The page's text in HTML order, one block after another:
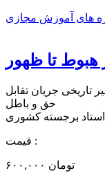
های آموزش مجازی
هبوط تا ظهور
جریان تقابل
حق و باطل
برجسته کشوری
قیمت :
۶۰۰,۰۰۰ تومان